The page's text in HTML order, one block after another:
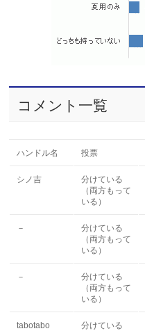
コメント一覧
ハンドル名 投票
シノ吉
分けている
（両方もって
いる）
－
分けている
（両方もって
いる）
－
分けている
（両方もって
いる）
tabotabo
分けている